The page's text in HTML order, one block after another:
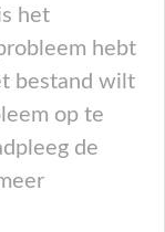
het
hebt
bestand wilt
op te
de